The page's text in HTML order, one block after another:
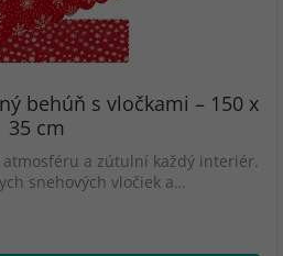
behúň s vločkami – 150 x
35 cm
a zútulní každý interiér.
snehových vločiek a…